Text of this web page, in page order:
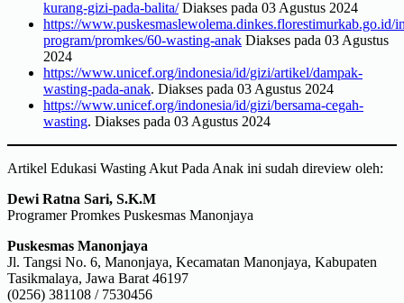
kurang-gizi-pada-balita/Diakses pada 03 Agustus 2024
https://www.puskesmaslewolema.dinkes.florestimurkab.go.id/
program/promkes/60-wasting-anak Diakses pada 03 Agustus
2024
https://www.unicef.org/indonesia/id/gizi/artikel/dampak-
wasting-pada-anak. Diakses pada 03 Agustus 2024
https://www.unicef.org/indonesia/id/gizi/bersama-cegah-
wasting. Diakses pada 03 Agustus 2024
Artikel Edukasi Wasting Akut Pada Anak ini sudah direview oleh:
Dewi Ratna Sari, S.K.M
Programer Promkes Puskesmas Manonjaya
Puskesmas Manonjaya
Jl. Tangsi No. 6, Manonjaya, Kecamatan Manonjaya, Kabupaten
Tasikmalaya, Jawa Barat 46197
(0256) 381108 / 7530456